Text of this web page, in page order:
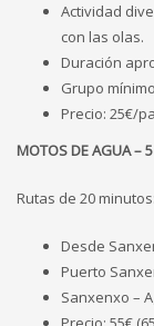
Actividad
con las olas.
Duración
Grupo
Precio: 25€/
MOTOS DE AGUA –
Rutas de 20 minutos:
Desde
Puerto
Sanxenxo –